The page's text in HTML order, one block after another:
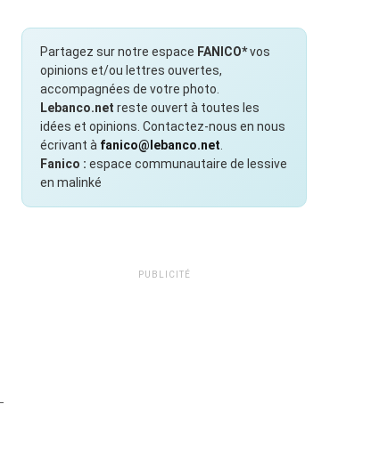
Partagez sur notre espace FANICO*vos
opinions et/ou lettres ouvertes,
accompagnées de votre photo.
Lebanco.net reste ouvert à toutes les
idées et opinions. Contactez-nous en nous
écrivant à fanico@lebanco.net
Fanico : espace communautaire de lessive
en malinké
PUBLICITÉ